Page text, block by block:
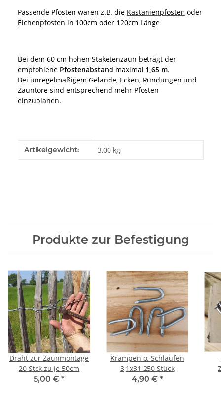
Passende Pfosten wären z.B. die Kastanienpfosten oder
Eichenpfosten in 100cm oder 120cm Länge
Bei dem 60 cm hohen Staketenzaun beträgt der
empfohlene Pfostenabstand maximal 1,65 m.
Bei unregelmäßigem Gelände, Ecken, Rundungen und
Zauntore sind entsprechend mehr Pfosten
einzuplanen.
Produkteigenschaft
Wert
Artikelgewicht: 3,00 kg
Produkte zur Befestigung
Draht zur Zaunmontage
20 Stck zu je 50cm
5,00 € *
Krampen o. Schlaufen
3,1x31 250 Stück
4,90 € *